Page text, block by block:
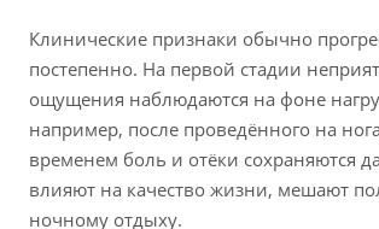
Клинические признаки обычно
постепенно. На первой стадии
ощущения наблюдаются на фоне
например, после проведённого на
временем боль и отёки сохраняются
влияют на качество жизни, мешают
ночному отдыху.